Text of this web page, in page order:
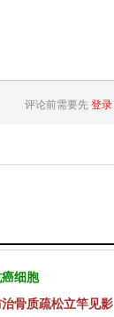
评论前需要先 登录
细胞
骨质疏松立竿见影